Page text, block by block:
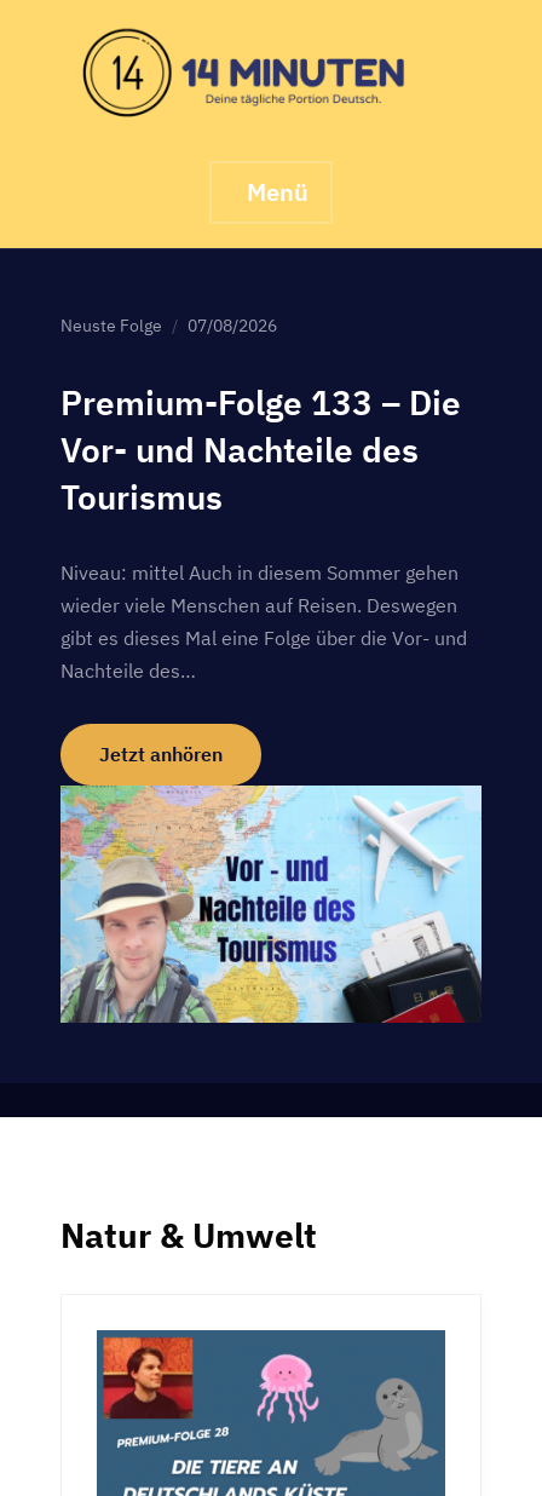
content
Menü
Neuste Folge 07/08/2026
Premium-Folge 133 – Die
Vor- und Nachteile des
Tourismus
Niveau: mittel Auch in diesem Sommer gehen
wieder viele Menschen auf Reisen. Deswegen
gibt es dieses Mal eine Folge über die Vor- und
Nachteile des…
Jetzt anhören
Natur & Umwelt